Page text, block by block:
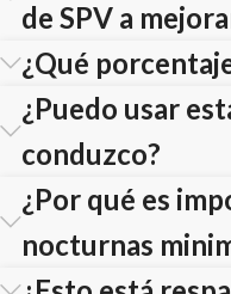
de SPV a
¿Qué
¿Puedo usar
conduzco?
¿Por qué es
nocturnas